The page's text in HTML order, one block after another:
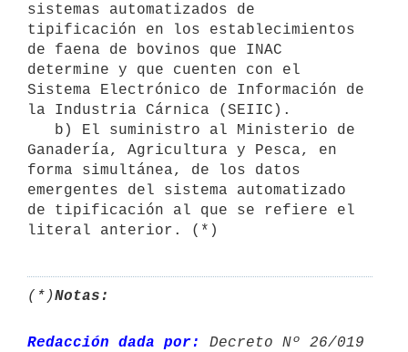
sistemas automatizados de
tipificación en los establecimientos
de faena de bovinos que INAC
determine y que cuenten con el
Sistema Electrónico de Información de
la Industria Cárnica (SEIIC).
Ganadería, Agricultura y Pesca, en
forma simultánea, de los datos
emergentes del sistema automatizado
de tipificación al que se refiere el
literal anterior. (*)
(*)Notas:
Redacción dada por:
Decreto Nº 26/019